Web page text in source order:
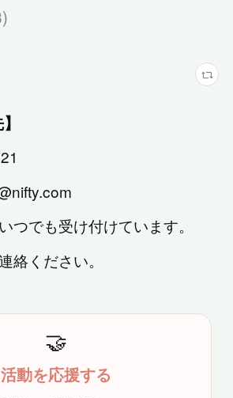
)
つでも受け付けています。
絡ください。